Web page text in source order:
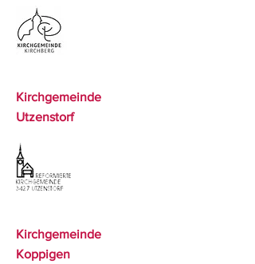
Kirchgemeinde
Utzenstorf
Kirchgemeinde
Koppigen